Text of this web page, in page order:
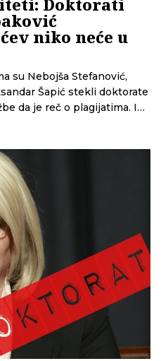
niko neće u
su Nebojša Stefanović,
Šapić stekli doktorate
da je reč o plagijatima. I
doktorata Stefanovića i